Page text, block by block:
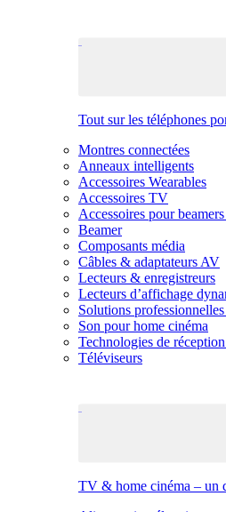
Tout sur les téléphones
Montres connectées
Anneaux intelligents
Accessoires Wearables
Accessoires TV
Accessoires pour
Beamer
Composants média
Câbles & adaptateurs AV
Lecteurs & enregistreurs
Lecteurs d’affichage
Solutions
Son pour home cinéma
Technologies de
Téléviseurs
TV & home cinéma – un